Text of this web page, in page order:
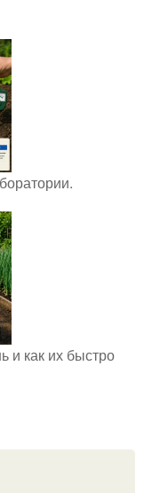
и как их быстро